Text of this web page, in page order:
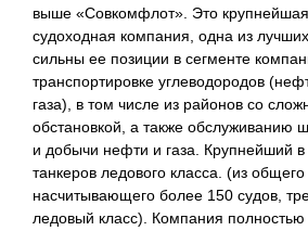
выше «Совкомфлот». Это крупнейшая
судоходная компания, одна из
сильны ее позиции в сегменте
транспортировке углеводородов
газа), в том числе из районов со
обстановкой, а также обслуживанию
и добычи нефти и газа. Крупнейший
танкеров ледового класса. (из
насчитывающего более 150 судов,
ледовый класс). Компания